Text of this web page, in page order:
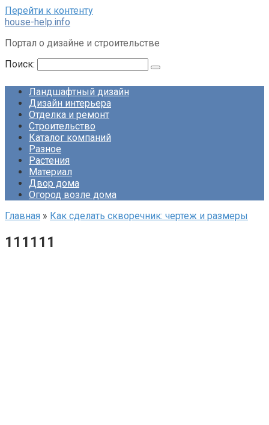
Перейти к контенту
house-help.info
Портал о дизайне и строительстве
Поиск:
Ландшафтный дизайн
Дизайн интерьера
Отделка и ремонт
Строительство
Каталог компаний
Разное
Растения
Материал
Двор дома
Огород возле дома
Главная » Как сделать скворечник: чертеж и размеры
111111